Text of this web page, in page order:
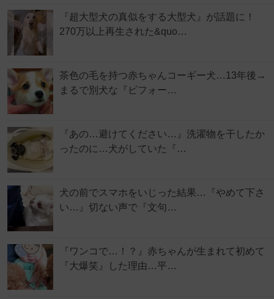
『超大型犬の真似をする大型犬』が話題に！
270万以上再生された&quo…
茶色の毛を持つ赤ちゃんコーギー犬…13年後→
まるで別犬な『ビフォー…
『あの…避けてください…』洗濯物を干したか
ったのに…犬がしていた『…
犬の前でスマホをいじった結果…『やめて下さ
い…』切ない声で『文句…
『ワンコで…！？』赤ちゃんが生まれて初めて
『大爆笑』した理由…平…